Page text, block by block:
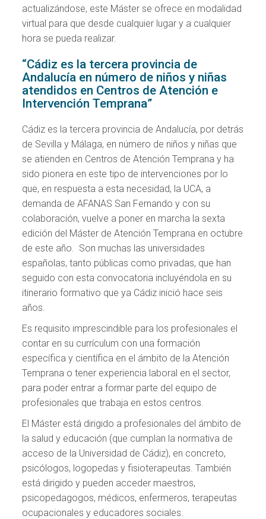
actualizándose, este Máster se ofrece en modalidad
virtual para que desde cualquier lugar y a cualquier
hora se pueda realizar.
“Cádiz es la tercera provincia de
Andalucía en número de niños y niñas
atendidos en Centros de Atención e
Intervención Temprana”
Cádiz es la tercera provincia de Andalucía, por detrás
de Sevilla y Málaga, en número de niños y niñas que
se atienden en Centros de Atención Temprana y ha
sido pionera en este tipo de intervenciones por lo
que, en respuesta a esta necesidad, la UCA, a
demanda de AFANAS San Fernando y con su
colaboración, vuelve a poner en marcha la sexta
edición del Máster de Atención Temprana en octubre
de este año. Son muchas las universidades
españolas, tanto públicas como privadas, que han
seguido con esta convocatoria incluyéndola en su
itinerario formativo que ya Cádiz inició hace seis
años.
Es requisito imprescindible para los profesionales el
contar en su currículum con una formación
específica y científica en el ámbito de la Atención
Temprana o tener experiencia laboral en el sector,
para poder entrar a formar parte del equipo de
profesionales que trabaja en estos centros.
El Máster está dirigido a profesionales del ámbito de
la salud y educación (que cumplan la normativa de
acceso de la Universidad de Cádiz), en concreto,
psicólogos, logopedas y fisioterapeutas. También
está dirigido y pueden acceder maestros,
psicopedagogos, médicos, enfermeros, terapeutas
ocupacionales y educadores sociales.